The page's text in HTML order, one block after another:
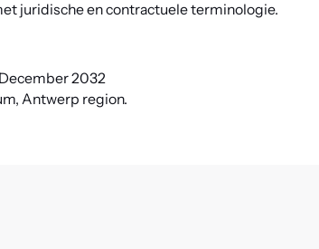
juridische en contractuele terminologie.
2032
Antwerp region.